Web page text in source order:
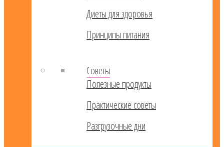
Диеты для здоровья
Принципы питания
Советы
Полезные продукты
Практические советы
Разгрузочные дни